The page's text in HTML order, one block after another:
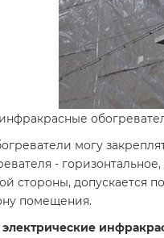
могу
-
стороны, допускается
помещения.